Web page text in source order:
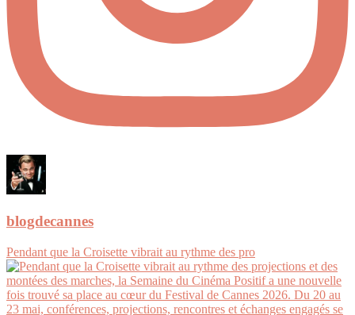
blogdecannes
Pendant que la Croisette vibrait au rythme des pro